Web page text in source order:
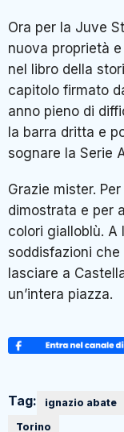
Ora per la Juve
nuova proprietà
nel libro della
capitolo firmato
anno pieno di
la barra dritta e
sognare la Serie
Grazie mister.
dimostrata e per
colori gialloblù. A
soddisfazioni
lasciare a
un’intera piazza.
Tag: ignazio abate
Torino